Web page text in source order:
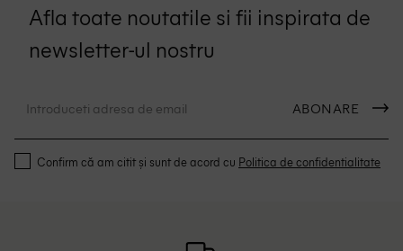
Afla toate noutatile si fii inspirata de
newsletter-ul nostru
ABONARE
Confirm că am citit și sunt de acord cu Politica de confidentialitate